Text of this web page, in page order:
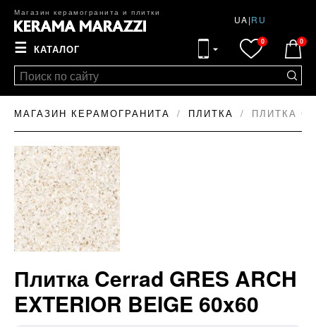
Магазин керамогранита и плитки
UA|RU
☰ КАТАЛОГ
0 0
МАГАЗИН КЕРАМОГРАНИТА ПЛИТКА ПЛИТКА
Плитка Cerrad GRES ARCH
EXTERIOR BEIGE 60x60